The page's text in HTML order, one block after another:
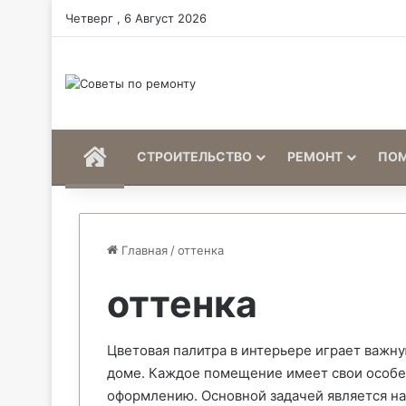
Четверг , 6 Август 2026
HomeСТРОИТЕЛЬСТВО РЕМОНТ
Главная /оттенка
оттенка
Цветовая палитра в интерьере играет
доме. Каждое помещение имеет свои
оформлению. Основной задачей является